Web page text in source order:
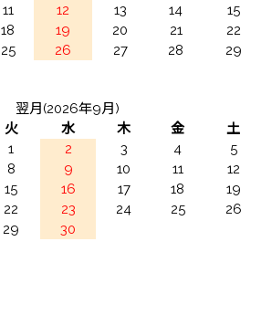
11 12 13 14
15
18 19 20 21
22
25 26 27 28
29
翌月(2026年9月)
火 水 木 金
土
1
2 3 4
5
8 9 10 11
12
15 16 17 18
19
22 23 24 25
26
29 30